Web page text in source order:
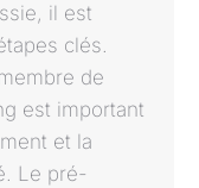
il est
clés.
de
est important
et la
Le pré-